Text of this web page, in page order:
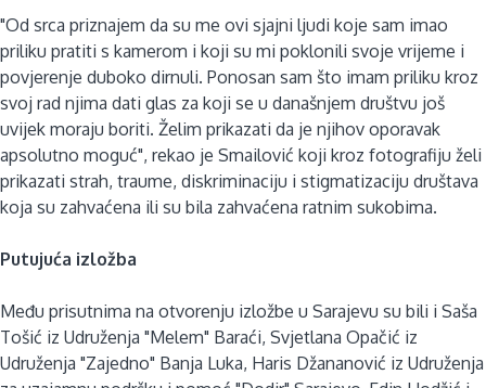
"Od srca priznajem da su me ovi sjajni ljudi koje sam imao
priliku pratiti s kamerom i koji su mi poklonili svoje vrijeme i
povjerenje duboko dirnuli. Ponosan sam što imam priliku kroz
svoj rad njima dati glas za koji se u današnjem društvu još
uvijek moraju boriti. Želim prikazati da je njihov oporavak
apsolutno moguć", rekao je Smailović koji kroz fotografiju želi
prikazati strah, traume, diskriminaciju i stigmatizaciju društava
koja su zahvaćena ili su bila zahvaćena ratnim sukobima.
Putujuća izložba
Među prisutnima na otvorenju izložbe u Sarajevu su bili i Saša
Tošić iz Udruženja "Melem" Baraći, Svjetlana Opačić iz
Udruženja "Zajedno" Banja Luka, Haris Džananović iz Udruženja